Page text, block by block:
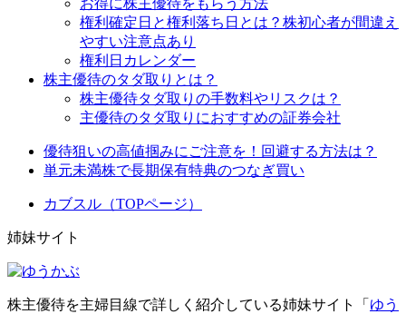
お得に株主優待をもらう方法
権利確定日と権利落ち日とは？株初心者が間違え
やすい注意点あり
権利日カレンダー
株主優待のタダ取りとは？
株主優待タダ取りの手数料やリスクは？
主優待のタダ取りにおすすめの証券会社
優待狙いの高値掴みにご注意を！回避する方法は？
単元未満株で長期保有特典のつなぎ買い
カブスル（TOPページ）
姉妹サイト
株主優待を主婦目線で詳しく紹介している姉妹サイト「 ゆう